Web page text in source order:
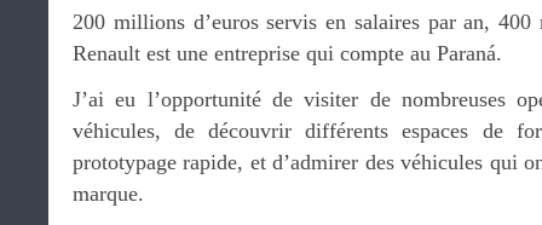
200 millions d’euros servis en salaires par an,
Renault est une entreprise qui compte au Paraná.
J’ai eu l’opportunité de visiter de nombreuses
véhicules, de découvrir différents espaces de
prototypage rapide, et d’admirer des véhicules qui
marque.